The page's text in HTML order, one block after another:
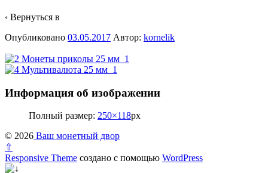
‹ Вернуться в
Опубликовано 03.05.2017 Автор: kornelik
Информация об изображении
Полный размер: 250×118px
© 2026 Ваш монетный двор
⇧
Responsive Theme создано с помощью WordPress